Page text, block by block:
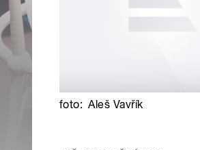
foto: Aleš Vavřík